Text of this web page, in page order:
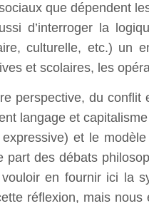
que dépendent
d’interroger la
culturelle, etc.) un
et scolaires, les
perspective, du conflit
langage et
et le
des débats
en fournir ici la
réflexion, mais